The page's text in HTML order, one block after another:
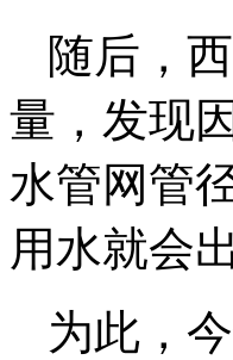
随后，
量，发现
水管网管
用水就会
为此，